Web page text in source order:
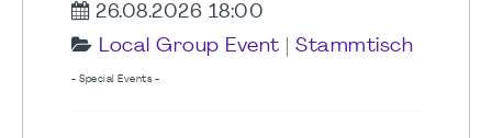
26.08.2026 18:00
Local Group Event
Stammtisch
- Special Events -